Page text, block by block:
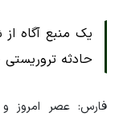
حادثه
فارس: عصر امروز و